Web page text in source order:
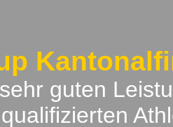
guten